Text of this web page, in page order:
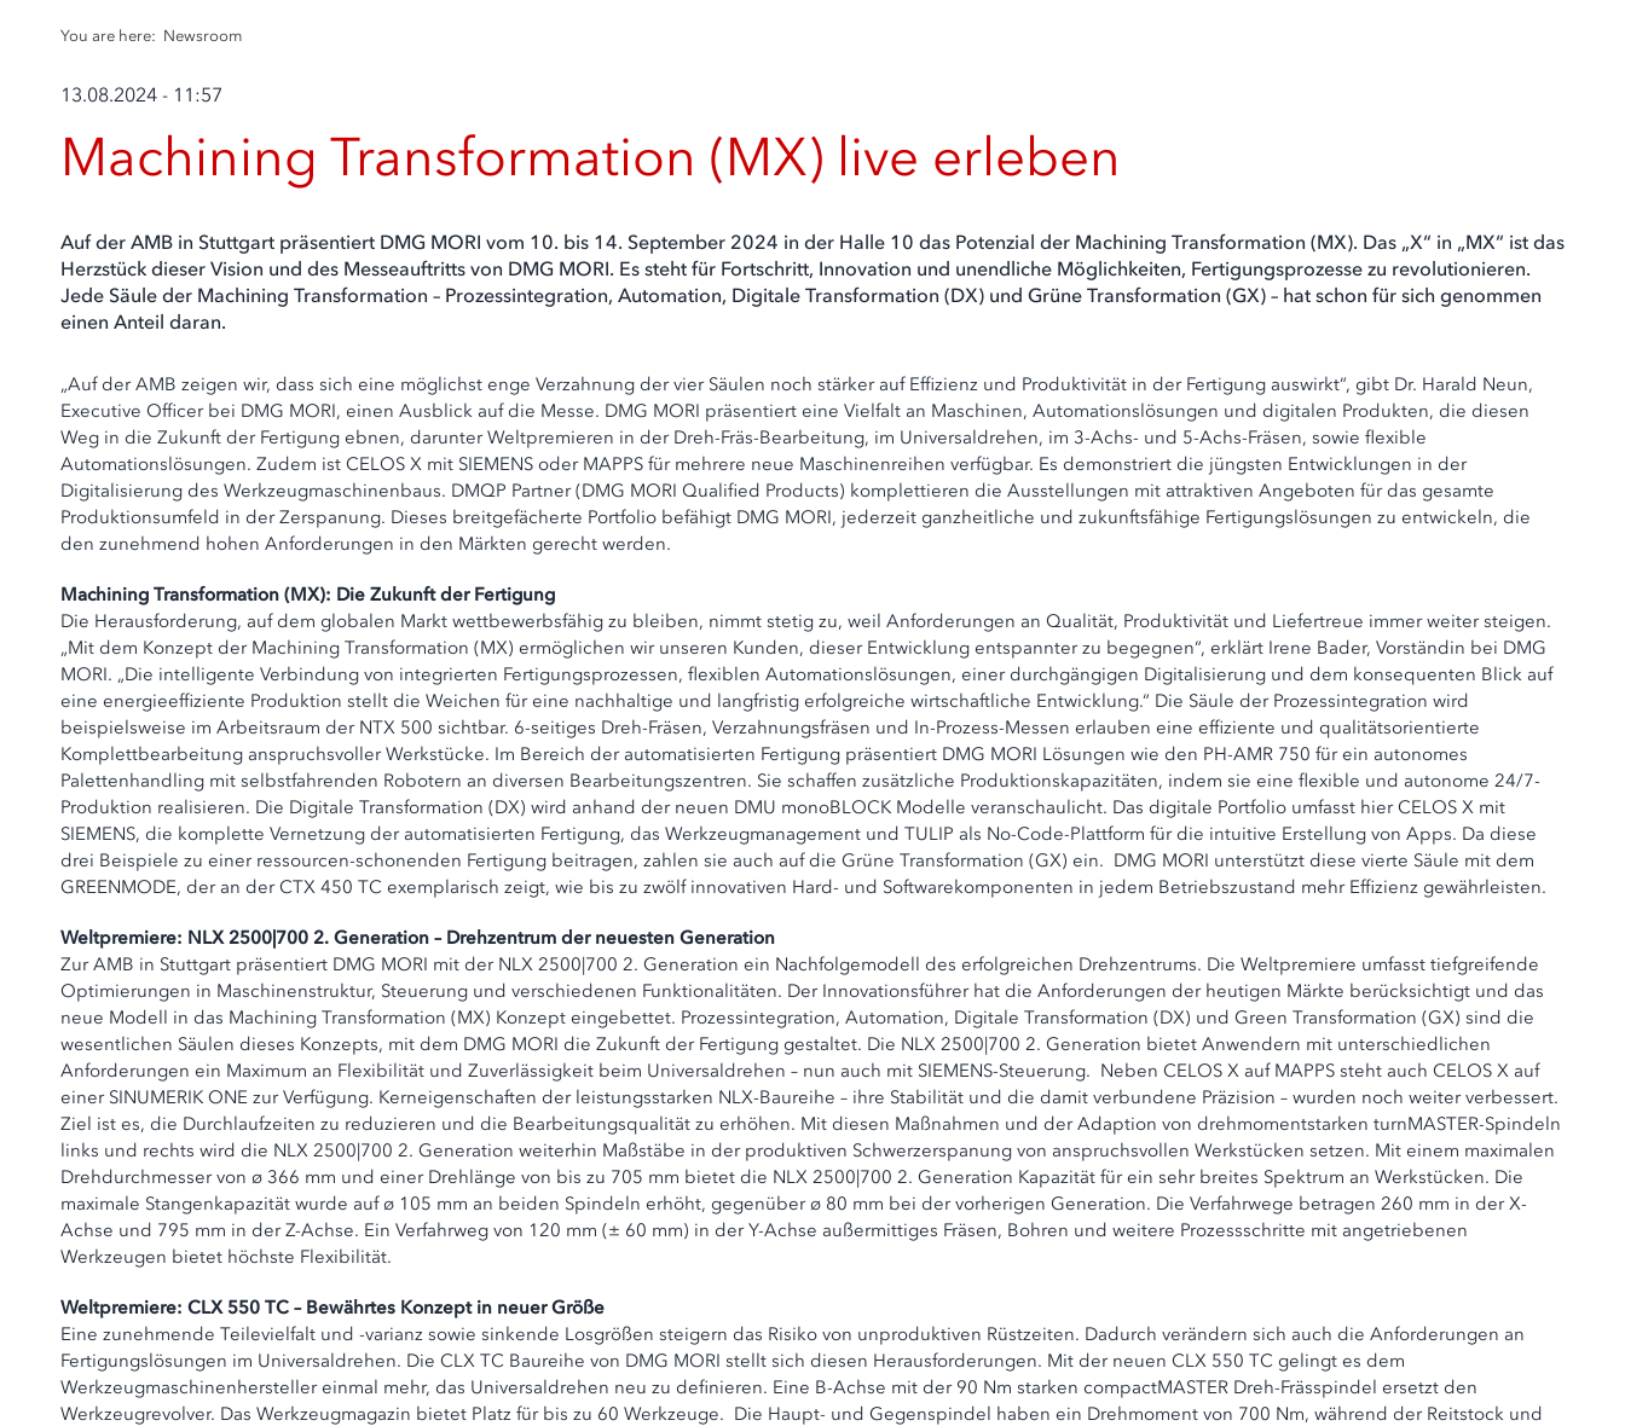
You are here: Newsroom
13.08.2024 - 11:57
Machining Transformation (MX) live erleben
Auf der AMB in Stuttgart präsentiert DMG MORI vom 10. bis 14. September 2024 in der Halle 10 das Potenzial der Machining Transformation (MX). Das „X“ in „MX“ ist das
Herzstück dieser Vision und des Messeauftritts von DMG MORI. Es steht für Fortschritt, Innovation und unendliche Möglichkeiten, Fertigungsprozesse zu revolutionieren.
Jede Säule der Machining Transformation – Prozessintegration, Automation, Digitale Transformation (DX) und Grüne Transformation (GX) – hat schon für sich genommen
einen Anteil daran.
„Auf der AMB zeigen wir, dass sich eine möglichst enge Verzahnung der vier Säulen noch stärker auf Effizienz und Produktivität in der Fertigung auswirkt“, gibt Dr. Harald Neun,
Executive Officer bei DMG MORI, einen Ausblick auf die Messe. DMG MORI präsentiert eine Vielfalt an Maschinen, Automationslösungen und digitalen Produkten, die diesen
Weg in die Zukunft der Fertigung ebnen, darunter Weltpremieren in der Dreh-Fräs-Bearbeitung, im Universaldrehen, im 3-Achs- und 5-Achs-Fräsen, sowie flexible
Automationslösungen. Zudem ist CELOS X mit SIEMENS oder MAPPS für mehrere neue Maschinenreihen verfügbar. Es demonstriert die jüngsten Entwicklungen in der
Digitalisierung des Werkzeugmaschinenbaus. DMQP Partner (DMG MORI Qualified Products) komplettieren die Ausstellungen mit attraktiven Angeboten für das gesamte
Produktionsumfeld in der Zerspanung. Dieses breitgefächerte Portfolio befähigt DMG MORI, jederzeit ganzheitliche und zukunftsfähige Fertigungslösungen zu entwickeln, die
den zunehmend hohen Anforderungen in den Märkten gerecht werden.
Machining Transformation (MX): Die Zukunft der Fertigung
Die Herausforderung, auf dem globalen Markt wettbewerbsfähig zu bleiben, nimmt stetig zu, weil Anforderungen an Qualität, Produktivität und Liefertreue immer weiter steigen.
„Mit dem Konzept der Machining Transformation (MX) ermöglichen wir unseren Kunden, dieser Entwicklung entspannter zu begegnen“, erklärt Irene Bader, Vorständin bei DMG
MORI. „Die intelligente Verbindung von integrierten Fertigungsprozessen, flexiblen Automationslösungen, einer durchgängigen Digitalisierung und dem konsequenten Blick auf
eine energieeffiziente Produktion stellt die Weichen für eine nachhaltige und langfristig erfolgreiche wirtschaftliche Entwicklung.“ Die Säule der Prozessintegration wird
beispielsweise im Arbeitsraum der NTX 500 sichtbar. 6-seitiges Dreh-Fräsen, Verzahnungsfräsen und In-Prozess-Messen erlauben eine effiziente und qualitätsorientierte
Komplettbearbeitung anspruchsvoller Werkstücke. Im Bereich der automatisierten Fertigung präsentiert DMG MORI Lösungen wie den PH-AMR 750 für ein autonomes
Palettenhandling mit selbstfahrenden Robotern an diversen Bearbeitungszentren. Sie schaffen zusätzliche Produktionskapazitäten, indem sie eine flexible und autonome 24/7-
Produktion realisieren. Die Digitale Transformation (DX) wird anhand der neuen DMU monoBLOCK Modelle veranschaulicht. Das digitale Portfolio umfasst hier CELOS X mit
SIEMENS, die komplette Vernetzung der automatisierten Fertigung, das Werkzeugmanagement und TULIP als No-Code-Plattform für die intuitive Erstellung von Apps. Da diese
drei Beispiele zu einer ressourcen-schonenden Fertigung beitragen, zahlen sie auch auf die Grüne Transformation (GX) ein. DMG MORI unterstützt diese vierte Säule mit dem
GREENMODE, der an der CTX 450 TC exemplarisch zeigt, wie bis zu zwölf innovativen Hard- und Softwarekomponenten in jedem Betriebszustand mehr Effizienz gewährleisten.
Weltpremiere: NLX 2500|700 2. Generation – Drehzentrum der neuesten Generation
Zur AMB in Stuttgart präsentiert DMG MORI mit der NLX 2500|700 2. Generation ein Nachfolgemodell des erfolgreichen Drehzentrums. Die Weltpremiere umfasst tiefgreifende
Optimierungen in Maschinenstruktur, Steuerung und verschiedenen Funktionalitäten. Der Innovationsführer hat die Anforderungen der heutigen Märkte berücksichtigt und das
neue Modell in das Machining Transformation (MX) Konzept eingebettet. Prozessintegration, Automation, Digitale Transformation (DX) und Green Transformation (GX) sind die
wesentlichen Säulen dieses Konzepts, mit dem DMG MORI die Zukunft der Fertigung gestaltet. Die NLX 2500|700 2. Generation bietet Anwendern mit unterschiedlichen
Anforderungen ein Maximum an Flexibilität und Zuverlässigkeit beim Universaldrehen – nun auch mit SIEMENS-Steuerung. Neben CELOS X auf MAPPS steht auch CELOS X auf
einer SINUMERIK ONE zur Verfügung. Kerneigenschaften der leistungsstarken NLX-Baureihe – ihre Stabilität und die damit verbundene Präzision – wurden noch weiter verbessert.
Ziel ist es, die Durchlaufzeiten zu reduzieren und die Bearbeitungsqualität zu erhöhen. Mit diesen Maßnahmen und der Adaption von drehmomentstarken turnMASTER-Spindeln
links und rechts wird die NLX 2500|700 2. Generation weiterhin Maßstäbe in der produktiven Schwerzerspanung von anspruchsvollen Werkstücken setzen. Mit einem maximalen
Drehdurchmesser von ø 366 mm und einer Drehlänge von bis zu 705 mm bietet die NLX 2500|700 2. Generation Kapazität für ein sehr breites Spektrum an Werkstücken. Die
maximale Stangenkapazität wurde auf ø 105 mm an beiden Spindeln erhöht, gegenüber ø 80 mm bei der vorherigen Generation. Die Verfahrwege betragen 260 mm in der X-
Achse und 795 mm in der Z-Achse. Ein Verfahrweg von 120 mm (± 60 mm) in der Y-Achse außermittiges Fräsen, Bohren und weitere Prozessschritte mit angetriebenen
Werkzeugen bietet höchste Flexibilität.
Weltpremiere: CLX 550 TC – Bewährtes Konzept in neuer Größe
Eine zunehmende Teilevielfalt und -varianz sowie sinkende Losgrößen steigern das Risiko von unproduktiven Rüstzeiten. Dadurch verändern sich auch die Anforderungen an
Fertigungslösungen im Universaldrehen. Die CLX TC Baureihe von DMG MORI stellt sich diesen Herausforderungen. Mit der neuen CLX 550 TC gelingt es dem
Werkzeugmaschinenhersteller einmal mehr, das Universaldrehen neu zu definieren. Eine B-Achse mit der 90 Nm starken compactMASTER Dreh-Frässpindel ersetzt den
Werkzeugrevolver. Das Werkzeugmagazin bietet Platz für bis zu 60 Werkzeuge. Die Haupt- und Gegenspindel haben ein Drehmoment von 700 Nm, während der Reitstock und